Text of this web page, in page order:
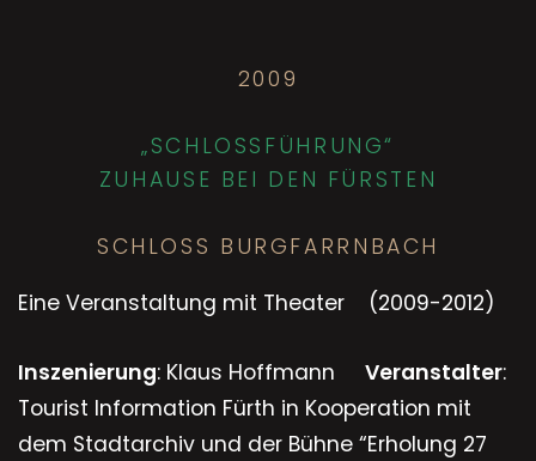
2009
„SCHLOSSFÜHRUNG“
ZUHAUSE BEI DEN FÜRSTEN
SCHLOSS BURGFARRNBACH
Eine Veranstaltung mit Theater (2009-2012)
Inszenierung: Klaus Hoffmann Veranstalter:
Tourist Information Fürth in Kooperation mit
dem Stadtarchiv und der Bühne “Erholung 27